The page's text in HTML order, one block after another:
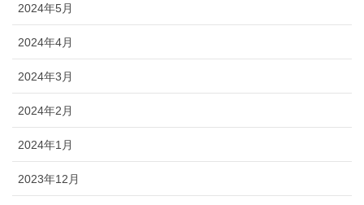
2024年5月
2024年4月
2024年3月
2024年2月
2024年1月
2023年12月